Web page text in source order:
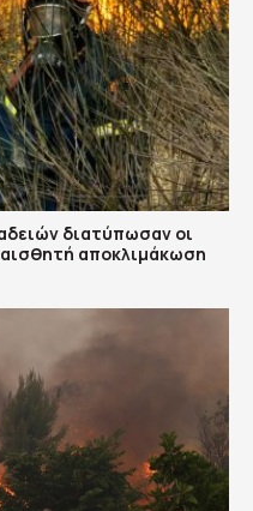
διατύπωσαν οι
αποκλιμάκωση